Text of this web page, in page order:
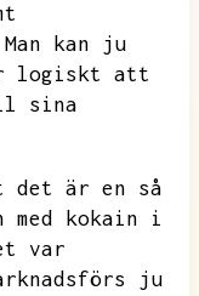
Man kan ju
logiskt att
sina
det är en så
med kokain i
var
ju